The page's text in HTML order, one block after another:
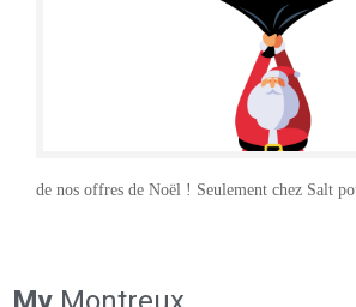
de nos offres de Noël ! Seulement chez Salt